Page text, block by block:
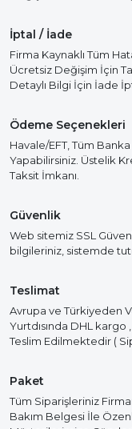
İptal / İade
Firma Kaynaklı Tüm
Ücretsiz Değişim İçin
Detaylı Bilgi İçin İade
Ödeme Seçenekleri
Havale/EFT, Tüm
Yapabilirsiniz. Üstelik
Taksit İmkanı.
Güvenlik
Web sitemiz SSL
bilgileriniz, sistemde
Teslimat
Avrupa ve Türkiyeden
Yurtdısında DHL
Teslim Edilmektedir (
Paket
Tüm Siparişleriniz
Bakım Belgesi İle